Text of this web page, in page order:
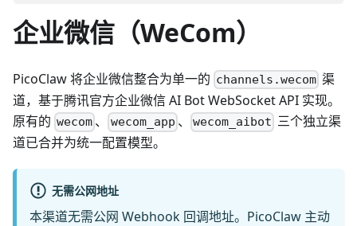
企业微信（WeCom）
PicoClaw 将企业微信整合为单一的 channels.wecom 渠
道，基于腾讯官方企业微信 AI Bot WebSocket API 实现。
原有的 wecom 、 wecom_app 、 wecom_aibot 三个独立渠
道已合并为统一配置模型。
无需公网地址
本渠道无需公网 Webhook 回调地址。PicoClaw 主动